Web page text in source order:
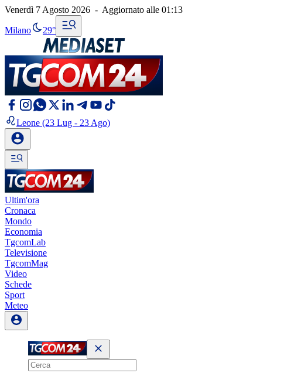
Venerdì 7 Agosto 2026 - Aggiornato alle 01:13
Milano 29°
Leone (23 Lug - 23 Ago)
Ultim'ora
Cronaca
Mondo
Economia
TgcomLab
Televisione
TgcomMag
Video
Schede
Sport
Meteo